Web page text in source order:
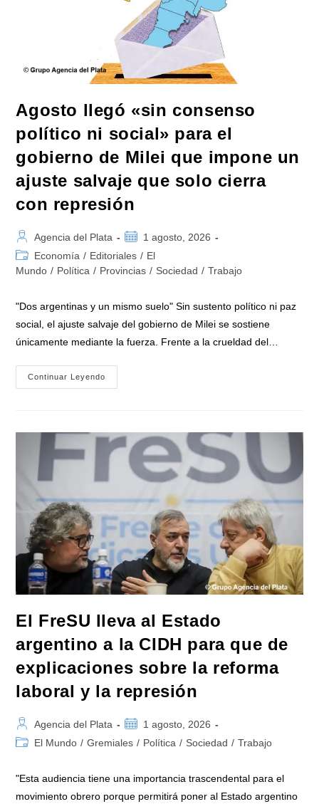
Cierres
Fronterizos
Agosto llegó «sin consenso
político ni social» para el
gobierno de Milei que impone un
ajuste salvaje que solo cierra
con represión
Autor
de
la
Agencia del Plata
Publicación
de
la
1 agosto, 2026
Categoría
de
entrada:
Economía / Editoriales / El
Mundo / Política / Provincias / Sociedad / Trabajo
"Dos argentinas y un mismo suelo" Sin sustento político ni paz
social, el ajuste salvaje del gobierno de Milei se sostiene
únicamente mediante la fuerza. Frente a la crueldad del…
Continuar Leyendo
Llegó
Social»
Para
El
Gobierno
Que
Impone
Un
Ajuste
Salvaje
Que
Solo
Cierra
Con
Represión
El FreSU lleva al Estado
argentino a la CIDH para que de
explicaciones sobre la reforma
laboral y la represión
Autor
de
Agencia del Plata
Publicación
1 agosto, 2026
Categoría
El Mundo / Gremiales / Política / Sociedad / Trabajo
"Esta audiencia tiene una importancia trascendental para el
movimiento obrero porque permitirá poner al Estado argentino